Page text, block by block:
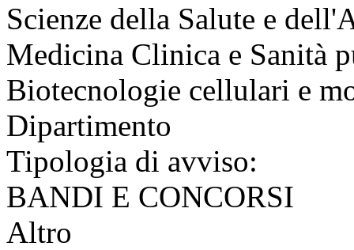
Scienze della Salute e
Medicina Clinica e Sanità
Biotecnologie cellulari e
Dipartimento
Tipologia di avviso:
BANDI E CONCORSI
Altro